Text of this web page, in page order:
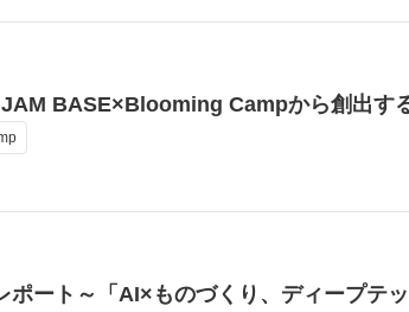
BASE×Blooming Campから創出す
ポート～「AI×ものづくり、ディープテ